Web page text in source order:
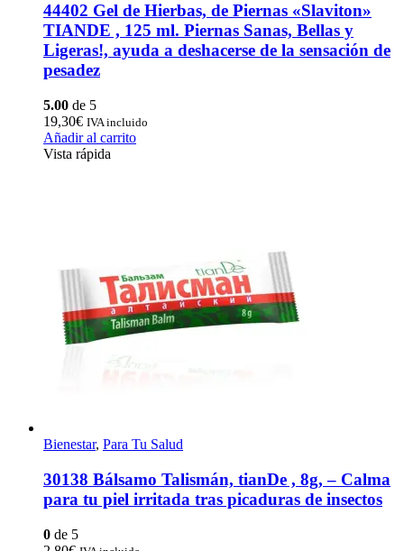
44402 Gel de Hierbas, de Piernas «Slaviton»
TIANDE , 125 ml. Piernas Sanas, Bellas y
Ligeras!, ayuda a deshacerse de la sensación de
pesadez
5.00 de 5
19,30€ IVA incluido
Añadir al carrito
Vista rápida
Bienestar, Para Tu Salud
30138 Bálsamo Talismán, tianDe , 8g, – Calma
para tu piel irritada tras picaduras de insectos
0 de 5